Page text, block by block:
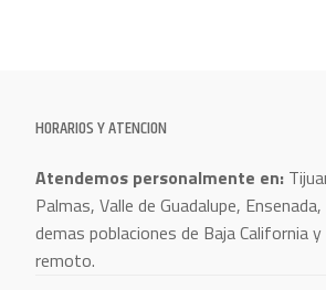
HORARIOS Y ATENCION
Atendemos personalmente en:
Palmas, Valle de Guadalupe,
demas poblaciones de Baja
remoto.